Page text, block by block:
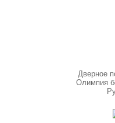
Дверное
Олимпия